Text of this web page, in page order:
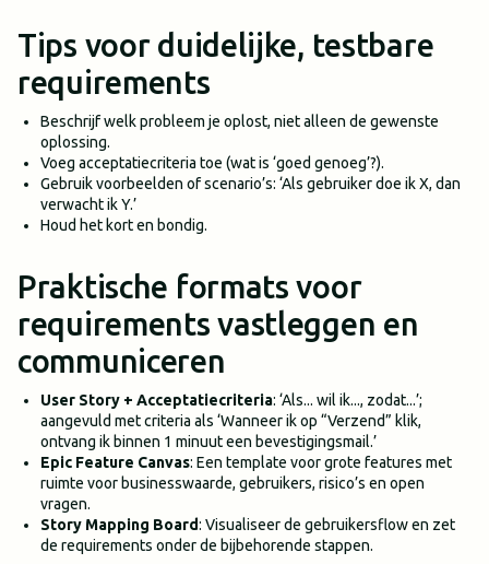
Tips voor duidelijke, testbare
requirements
Beschrijf welk probleem je oplost, niet alleen de gewenste
oplossing.
Voeg acceptatiecriteria toe (wat is ‘goed genoeg’?).
Gebruik voorbeelden of scenario’s: ‘Als gebruiker doe ik X, dan
verwacht ik Y.’
Houd het kort en bondig.
Praktische formats voor
requirements vastleggen en
communiceren
User Story + Acceptatiecriteria: ‘Als... wil ik..., zodat...’;
aangevuld met criteria als ‘Wanneer ik op “Verzend” klik,
ontvang ik binnen 1 minuut een bevestigingsmail.’
Epic Feature Canvas: Een template voor grote features met
ruimte voor businesswaarde, gebruikers, risico’s en open
vragen.
Story Mapping Board: Visualiseer de gebruikersflow en zet
de requirements onder de bijbehorende stappen.